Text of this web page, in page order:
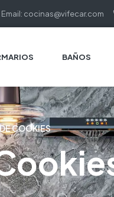
Email: cocinas@vifecar.com
BAÑOS
COOKIES